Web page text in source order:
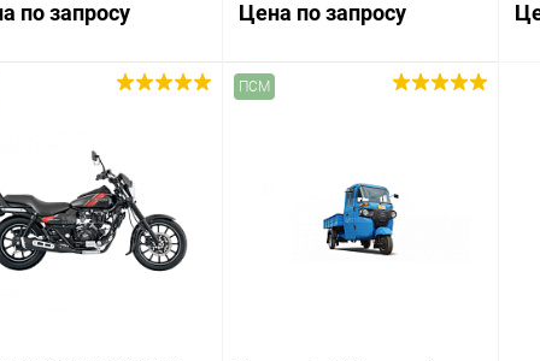
серый с ПТС
по запросу
Запросить цену
в 1
Сравнение
В избранное
красный с ПТС
Цена по запросу
Купить в 1
ПСМ